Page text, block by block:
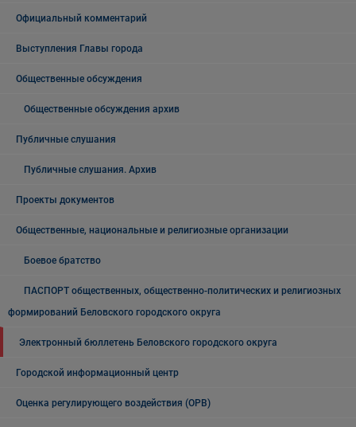
Официальный комментарий
Выступления Главы города
Общественные обсуждения
Общественные обсуждения архив
Публичные слушания
Публичные слушания. Архив
Проекты документов
Общественные, национальные и религиозные организации
Боевое братство
ПАСПОРТ общественных, общественно-политических и религиозных
формирований Беловского городского округа
Электронный бюллетень Беловского городского округа
Городской информационный центр
Оценка регулирующего воздействия (ОРВ)